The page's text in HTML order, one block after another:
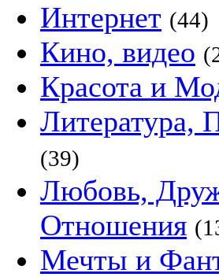
Интернет (44)
Кино, видео
Красота и
Литература,
(39)
Любовь,
Отношения
Мечты и